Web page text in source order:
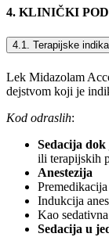
4. KLINIČKI
4.1. Terapijske
Lek Midazolam
dejstvom koji je
Kod odraslih:
Sedacija dok
ili terapijskih
Anestezija
Indukcija
Kao
Sedacija u